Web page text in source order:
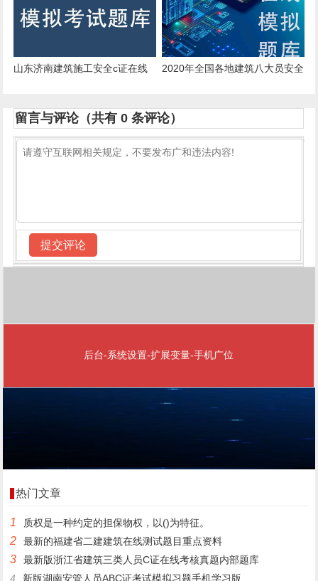
资料
山东济南建筑施工安全c证在线
2020年全国各地建筑八大员安全
留言与评论（共有0 条评论）
后台-系统设置-扩展变量-手机广位
热门文章
1 质权是一种约定的担保物权，以()为特征。
2 最新的福建省二建建筑在线测试题目重点资料
3
最新版浙江省建筑三类人员C证在线考核真题内部题库
4
新版湖南安管人员ABC证考试模拟习题手机学习版